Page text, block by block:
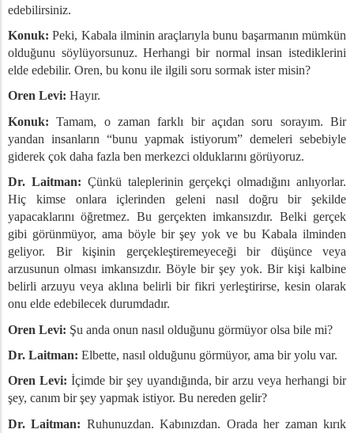
edebilirsiniz.
Konuk: Peki, Kabala ilminin araçlarıyla bunu başarmanın mümkün
olduğunu söylüyorsunuz. Herhangi bir normal insan istediklerini
elde edebilir. Oren, bu konu ile ilgili soru sormak ister misin?
Oren Levi: Hayır.
Konuk:Tamam, o zaman farklı bir açıdan soru sorayım. Bir
yandan insanların “bunu yapmak istiyorum” demeleri sebebiyle
giderek çok daha fazla ben merkezci olduklarını görüyoruz.
Dr. Laitman: Çünkü taleplerinin gerçekçi olmadığını anlıyorlar.
Hiç kimse onlara içlerinden geleni nasıl doğru bir şekilde
yapacaklarını öğretmez. Bu gerçekten imkansızdır. Belki gerçek
gibi görünmüyor, ama böyle bir şey yok ve bu Kabala ilminden
geliyor. Bir kişinin gerçekleştiremeyeceği bir düşünce veya
arzusunun olması imkansızdır. Böyle bir şey yok. Bir kişi kalbine
belirli arzuyu veya aklına belirli bir fikri yerleştirirse, kesin olarak
onu elde edebilecek durumdadır.
Oren Levi: Şu anda onun nasıl olduğunu görmüyor olsa bile mi?
Dr. Laitman: Elbette, nasıl olduğunu görmüyor, ama bir yolu var.
Oren Levi: İçimde bir şey uyandığında, bir arzu veya herhangi bir
şey, canım bir şey yapmak istiyor. Bu nereden gelir?
Dr. Laitman: Ruhunuzdan. Kabınızdan. Orada her zaman kırık